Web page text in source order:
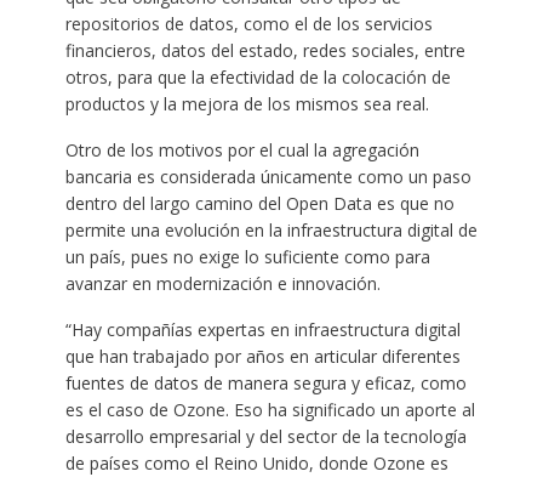
repositorios de datos, como el de los servicios
financieros, datos del estado, redes sociales, entre
otros, para que la efectividad de la colocación de
productos y la mejora de los mismos sea real.
Otro de los motivos por el cual la agregación
bancaria es considerada únicamente como un paso
dentro del largo camino del Open Data es que no
permite una evolución en la infraestructura digital de
un país, pues no exige lo suficiente como para
avanzar en modernización e innovación.
“Hay compañías expertas en infraestructura digital
que han trabajado por años en articular diferentes
fuentes de datos de manera segura y eficaz, como
es el caso de Ozone. Eso ha significado un aporte al
desarrollo empresarial y del sector de la tecnología
de países como el Reino Unido, donde Ozone es